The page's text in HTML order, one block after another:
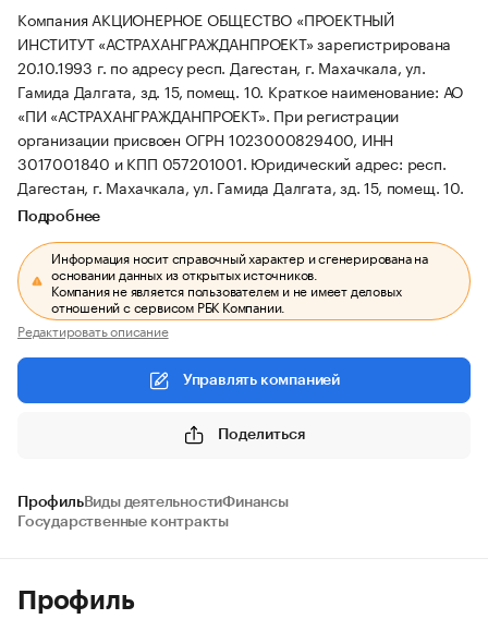
Компания АКЦИОНЕРНОЕ ОБЩЕСТВО «ПРОЕКТНЫЙ
ИНСТИТУТ «АСТРАХАНГРАЖДАНПРОЕКТ» зарегистрирована
20.10.1993 г. по адресу респ. Дагестан, г. Махачкала, ул.
Гамида Далгата, зд. 15, помещ. 10. Краткое наименование: АО
«ПИ «АСТРАХАНГРАЖДАНПРОЕКТ». При регистрации
организации присвоен ОГРН 1023000829400, ИНН
3017001840 и КПП 057201001. Юридический адрес: респ.
Дагестан, г. Махачкала, ул. Гамида Далгата, зд. 15, помещ. 10.
Подробнее
Информация носит справочный характер и сгенерирована на
основании данных из открытых источников.
Компания не является пользователем и не имеет деловых
отношений с сервисом РБК Компании.
Редактировать описание
Управлять компанией
Поделиться
ПрофильВиды деятельностиФинансы
Государственные контракты
Профиль